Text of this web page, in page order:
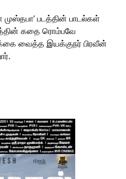
படத்தின் பாடல்கள்
கதை ரொம்பவே
வைத்த இயக்குநர் பிரவீன்